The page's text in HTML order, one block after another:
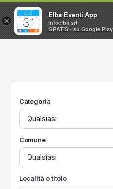
Home
Utilità
Categoria
Comune
Località o titolo
×
Elba Eventi App
Infoelba srl
GRATIS - su Google Play